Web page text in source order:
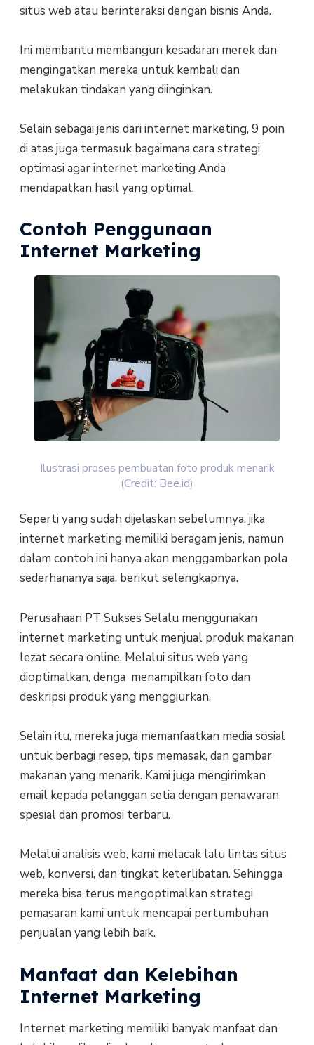
situs web atau berinteraksi dengan bisnis Anda.
Ini membantu membangun kesadaran merek dan
mengingatkan mereka untuk kembali dan
melakukan tindakan yang diinginkan.
Selain sebagai jenis dari internet marketing, 9 poin
di atas juga termasuk bagaimana cara strategi
optimasi agar internet marketing Anda
mendapatkan hasil yang optimal.
Contoh Penggunaan
Internet Marketing
Ilustrasi proses pembuatan foto produk menarik
(Credit: Bee.id)
Seperti yang sudah dijelaskan sebelumnya, jika
internet marketing memiliki beragam jenis, namun
dalam contoh ini hanya akan menggambarkan pola
sederhananya saja, berikut selengkapnya.
Perusahaan PT Sukses Selalu menggunakan
internet marketing untuk menjual produk makanan
lezat secara online. Melalui situs web yang
dioptimalkan, denga menampilkan foto dan
deskripsi produk yang menggiurkan.
Selain itu, mereka juga memanfaatkan media sosial
untuk berbagi resep, tips memasak, dan gambar
makanan yang menarik. Kami juga mengirimkan
email kepada pelanggan setia dengan penawaran
spesial dan promosi terbaru.
Melalui analisis web, kami melacak lalu lintas situs
web, konversi, dan tingkat keterlibatan. Sehingga
mereka bisa terus mengoptimalkan strategi
pemasaran kami untuk mencapai pertumbuhan
penjualan yang lebih baik.
Manfaat dan Kelebihan
Internet Marketing
Internet marketing memiliki banyak manfaat dan